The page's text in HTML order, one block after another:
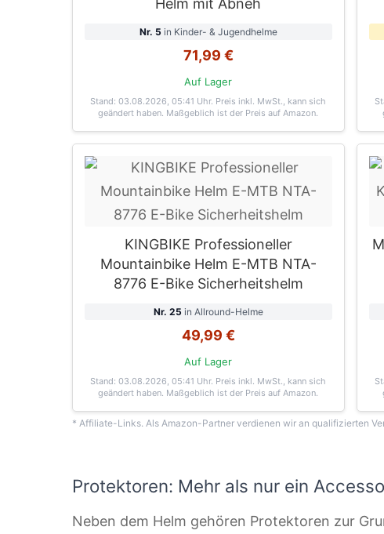
Helm mit Abneh
Nr. 5 in Kinder- & Jugendhelme
71,99 €
Auf Lager
Stand: 03.08.2026, 05:41 Uhr. Preis inkl. MwSt., kann sich
geändert haben. Maßgeblich ist der Preis auf Amazon.
KINGBIKE Professioneller
Mountainbike Helm E-MTB NTA-
8776 E-Bike Sicherheitshelm
Nr. 25 in Allround-Helme
49,99 €
Auf Lager
Stand: 03.08.2026, 05:41 Uhr. Preis inkl. MwSt., kann sich
geändert haben. Maßgeblich ist der Preis auf Amazon.
* Affiliate-Links. Als Amazon-Partner verdienen wir an qualifizierten
Protektoren: Mehr als nur ein
Neben dem Helm gehören Protektoren zur